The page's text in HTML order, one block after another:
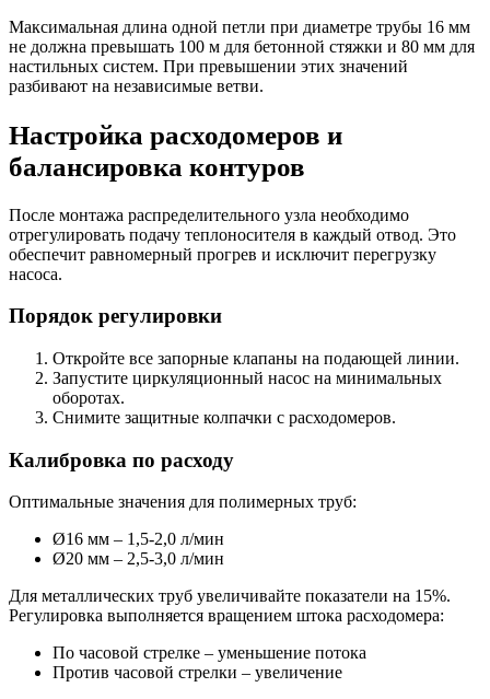
Максимальная длина одной петли при диаметре трубы 16 мм
не должна превышать 100 м для бетонной стяжки и 80 мм для
настильных систем. При превышении этих значений
разбивают на независимые ветви.
Настройка расходомеров и
балансировка контуров
После монтажа распределительного узла необходимо
отрегулировать подачу теплоносителя в каждый отвод. Это
обеспечит равномерный прогрев и исключит перегрузку
насоса.
Порядок регулировки
Откройте все запорные клапаны на подающей линии.
Запустите циркуляционный насос на минимальных
оборотах.
Снимите защитные колпачки с расходомеров.
Калибровка по расходу
Оптимальные значения для полимерных труб:
Ø16 мм – 1,5-2,0 л/мин
Ø20 мм – 2,5-3,0 л/мин
Для металлических труб увеличивайте показатели на 15%.
Регулировка выполняется вращением штока расходомера:
По часовой стрелке – уменьшение потока
Против часовой стрелки – увеличение